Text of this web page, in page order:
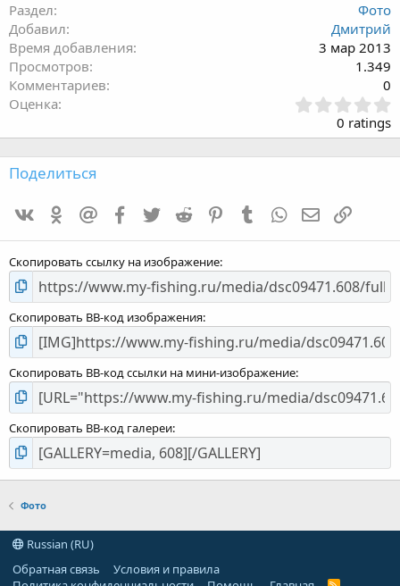
Раздел
Фото
Добавил
Дмитрий
Время добавления
3 мар 2013
Просмотров
1.349
Комментариев
0
Оценка
в
ё
з
0
0 ratings
Поделиться
Одноклассники
Mailru Facebook
TwitterReddit PinterestTumblrWhatsApp
E-mailСсылка
Скопировать ссылку на изображение
Скопировать BB-код изображения
Скопировать BB-код ссылки на мини-изображение
Скопировать BB-код галереи
Фото
Russian (RU)
Обратная связь
Условия и правила